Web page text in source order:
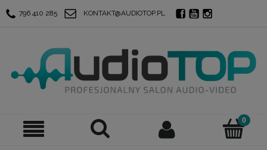
796 410 285 KONTAKT@AUDIOTOP.PL